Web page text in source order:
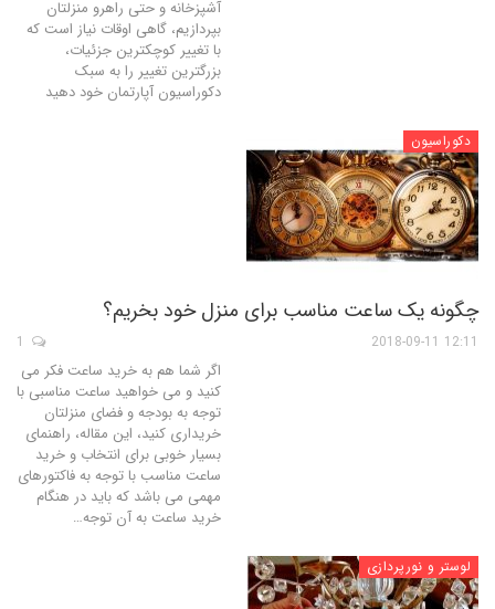
آشپزخانه و حتی راهرو منزلتان
بپردازیم، گاهی اوقات نیاز است که
با تغییر کوچکترین جزئیات،
بزرگترین تغییر را به سبک
دکوراسیون آپارتمان خود دهید
دکوراسیون
چگونه یک ساعت مناسب برای منزل خود بخریم؟
12:11 2018-09-11
اگر شما هم به خرید ساعت فکر می
کنید و می خواهید ساعت مناسبی با
توجه به بودجه و فضای منزلتان
خریداری کنید، این مقاله، راهنمای
بسیار خوبی برای انتخاب و خرید
ساعت مناسب با توجه به فاکتورهای
مهمی می باشد که باید در هنگام
خرید ساعت به آن توجه…
لوستر و نورپردازی